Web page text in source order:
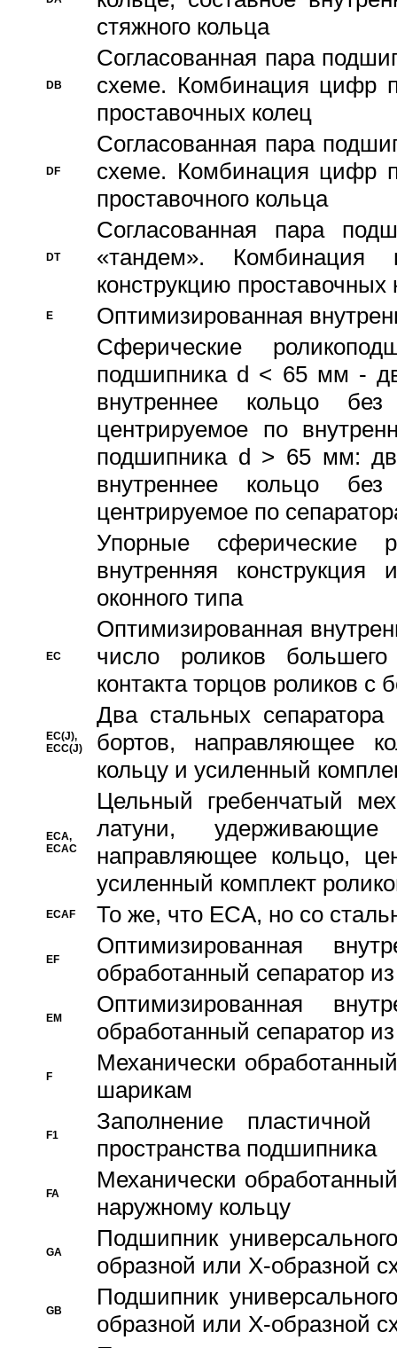
стяжного кольца
DB
Согласованная пара
схеме. Комбинация цифр
проставочных колец
DF
Согласованная пара
схеме. Комбинация цифр
проставочного кольца
DT
Согласованная пара
«тандем».
конструкцию проставочных
E
Оптимизированная
Сферические
подшипника d < 65 мм -
внутреннее кольцо
центрируемое по
подшипника d > 65 мм:
внутреннее кольцо
центрируемое по
Упорные сферические
внутренняя
оконного типа
EC
Oптимизированная
число роликов
контакта торцов роликов с
EC(J),
ECC(J)
Два стальных сепаратора
бортов, направляющее
кольцу и усиленный
ECA,
ECAC
Цельный гребенчатый
латуни,
направляющее кольцо,
усиленный комплект
ECAF То же, что ECA, но со
EF
Оптимизированная
обработанный сепаратор
EM
Оптимизированная
обработанный сепаратор
F
Механически
шарикам
F1
Заполнение
пространства подшипника
FA
Механически
наружному кольцу
GA
Подшипник
образной или Х-образной
GB
Подшипник
образной или Х-образной